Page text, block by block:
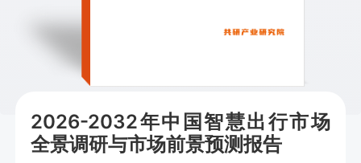
2026-2032年中国智慧出行市场
全景调研与市场前景预测报告